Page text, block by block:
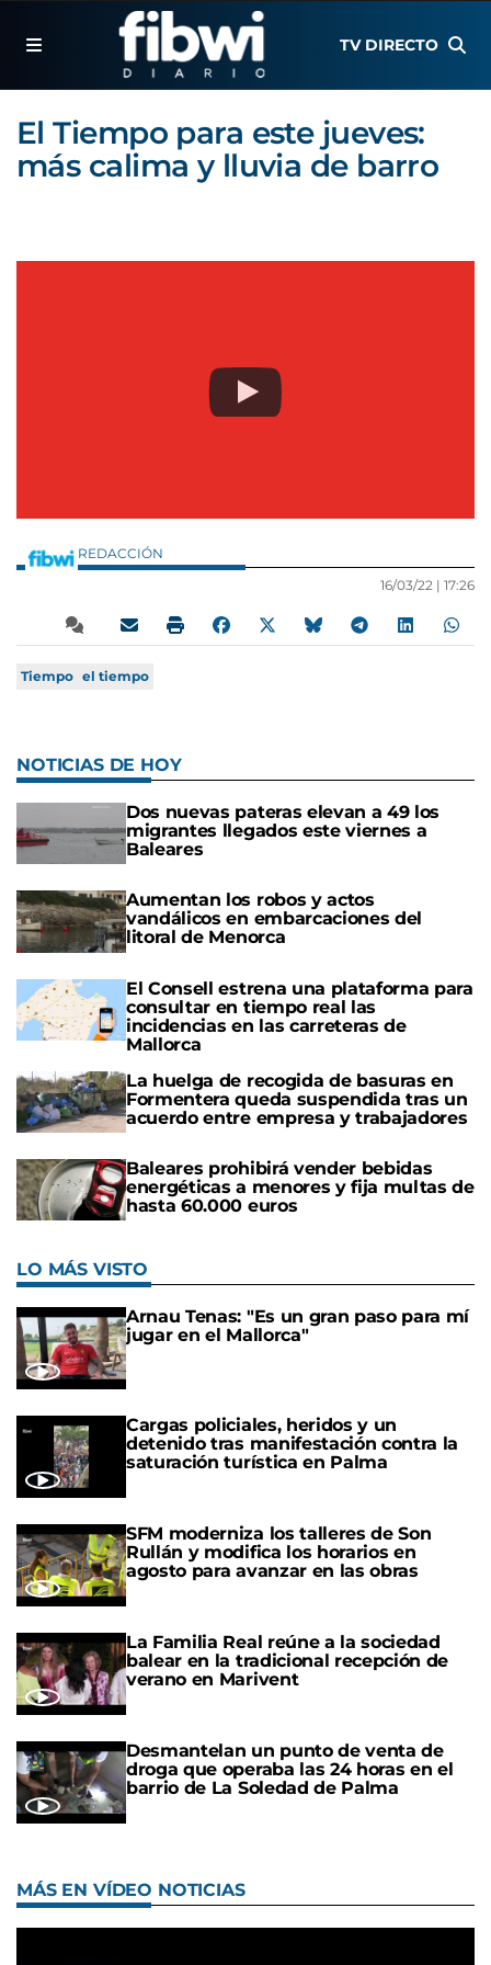
TV DIRECTO
El Tiempo para este jueves:
más calima y lluvia de barro
REDACCIÓN
16/03/22 | 17:26
Tiempo el tiempo
NOTICIAS DE HOY
Dos nuevas pateras elevan a 49 los
migrantes llegados este viernes a
Baleares
Aumentan los robos y actos
vandálicos en embarcaciones del
litoral de Menorca
El Consell estrena una plataforma para
consultar en tiempo real las
incidencias en las carreteras de
Mallorca
La huelga de recogida de basuras en
Formentera queda suspendida tras un
acuerdo entre empresa y trabajadores
Baleares prohibirá vender bebidas
energéticas a menores y fija multas de
hasta 60.000 euros
LO MÁS VISTO
Arnau Tenas: "Es un gran paso para mí
jugar en el Mallorca"
Cargas policiales, heridos y un
detenido tras manifestación contra la
saturación turística en Palma
SFM moderniza los talleres de Son
Rullán y modifica los horarios en
agosto para avanzar en las obras
La Familia Real reúne a la sociedad
balear en la tradicional recepción de
verano en Marivent
Desmantelan un punto de venta de
droga que operaba las 24 horas en el
barrio de La Soledad de Palma
MÁS EN VÍDEO NOTICIAS